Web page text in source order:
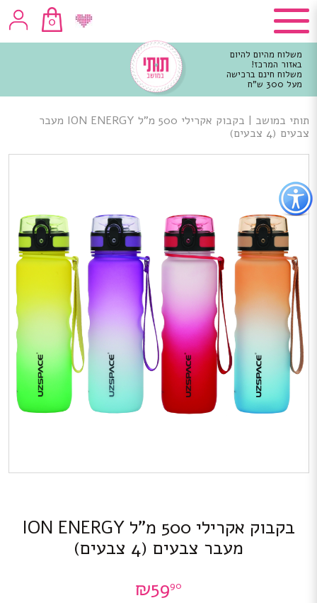
כפתור
לפתיחת
תפריט
נגישות
0
משלוח מהיום להיום
באזור המרכז!
משלוח חינם ברכישה
מעל 300 ש"ח
מרכזי
תותי במושב |
בקבוק אקרילי 500 מ”ל ION ENERGY מעבר
צבעים (4 צבעים)
בקבוק אקרילי 500 מ”ל ION ENERGY
מעבר צבעים (4 צבעים)
₪5990